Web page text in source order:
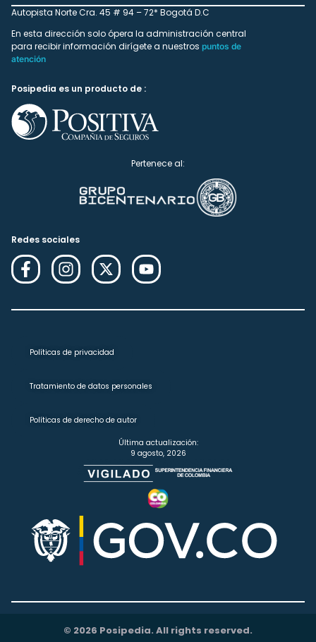
Autopista Norte Cra. 45 # 94 – 72* Bogotá D.C
En esta dirección solo ópera la administración central
para recibir información dirígete a nuestros puntos de
atención
Posipedia es un producto de :
Pertenece al:
Redes sociales
Políticas de privacidad
Tratamiento de datos personales
Políticas de derecho de autor
Última actualización:
9 agosto, 2026
© 2026 Posipedia. All rights reserved.